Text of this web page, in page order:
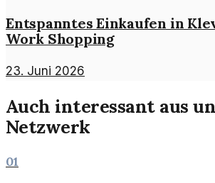
Entspanntes Einkaufen in
Work Shopping
23. Juni 2026
Auch interessant aus
Netzwerk
01